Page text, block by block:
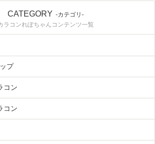
CATEGORY -カテゴリ-
ラコンれぽちゃんコンテンツ一覧
プ
コン
コン